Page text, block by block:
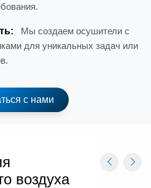
Мы создаем осушители с
для уникальных задач или
с нами
воздуха